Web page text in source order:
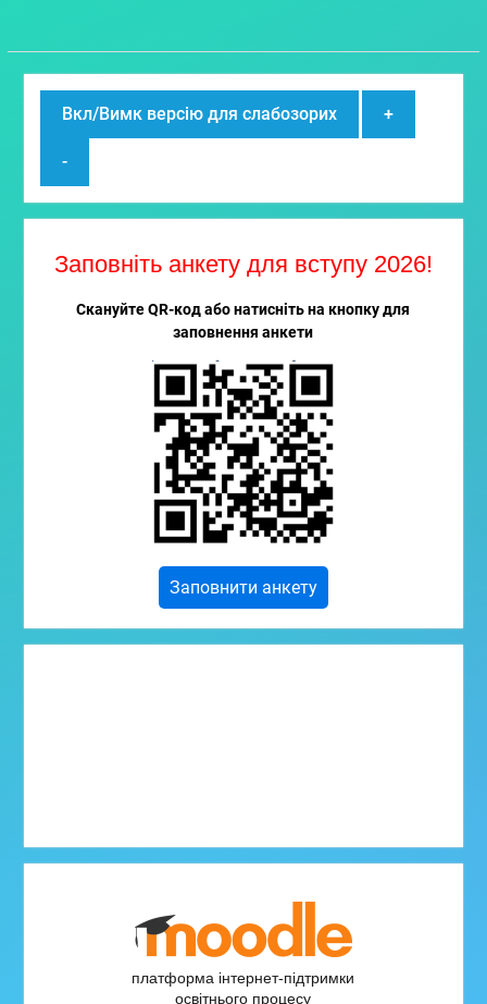
Вкл/Вимк версію для слабозорих +
-
Заповніть анкету для вступу 2026!
Скануйте QR-код або натисніть на кнопку для
заповнення анкети
Заповнити анкету
платформа інтернет-підтримки
освітнього процесу